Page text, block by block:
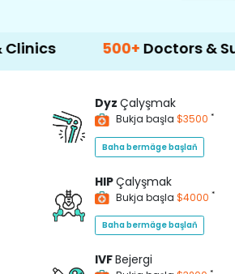
500+ Doctors & Surgeons
Dyz Çalyşmak
Bukja başla $3500 *
Baha bermäge başlaň
HIPÇalyşmak
Bukja başla $4000 *
Baha bermäge başlaň
IVFBejergi